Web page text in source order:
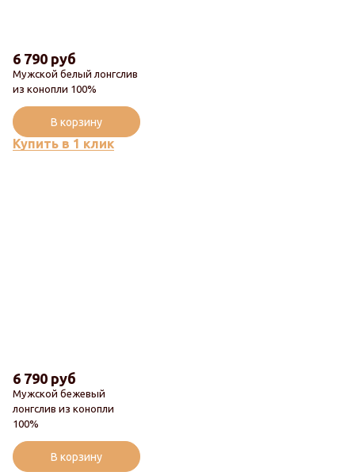
Мужской белый лонгслив
из конопли 100%
6 790 руб
Купить в 1 клик
В корзину
Мужской бежевый
лонгслив из конопли
100%
6 790 руб
В корзину